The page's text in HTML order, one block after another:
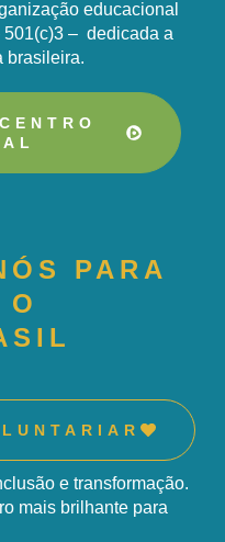
educacional
501(c)3 – dedicada a
brasileira.
PARA
e transformação.
mais brilhante para